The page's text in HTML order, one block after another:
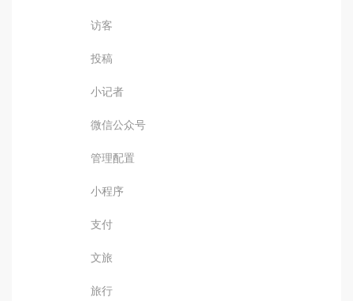
访客
投稿
小记者
微信公众号
管理配置
小程序
支付
文旅
旅行